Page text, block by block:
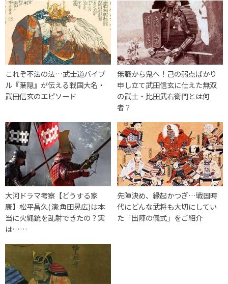
これぞ不法の法…武士道バイブ
ル『葉隠』が伝える戦国大名・
武田信玄のエピソード
無職から鬼へ！己の弱点ばかり
申し立て武田信玄に仕えた無双
の武士・比田武右衛門とは何
者？
大河ドラマ考察【どうする家
康】松平昌久(演:角田晃広)は本
当に火縄銃を乱射できたの？実
は……
先陣決め、縁起かつぎ…戦国時
代にどんな武将も大切にしてい
た「出陣の儀式」をご紹介